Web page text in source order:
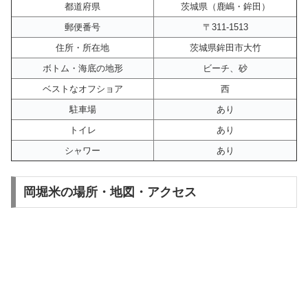
都道府県
茨城県（鹿嶋・鉾田）
郵便番号
〒311-1513
住所・所在地
茨城県鉾田市大竹
ボトム・海底の地形
ビーチ、砂
ベストなオフショア
西
駐車場
あり
トイレ
あり
シャワー
あり
岡堀米の場所・地図・アクセス